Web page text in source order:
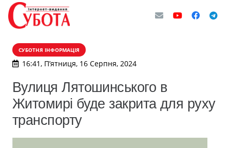
СУБОТНЯ ІНФОРМАЦІЯ
16:41, П’ятниця, 16 Серпня, 2024
Вулиця Лятошинського в
Житомирі буде закрита для руху
транспорту